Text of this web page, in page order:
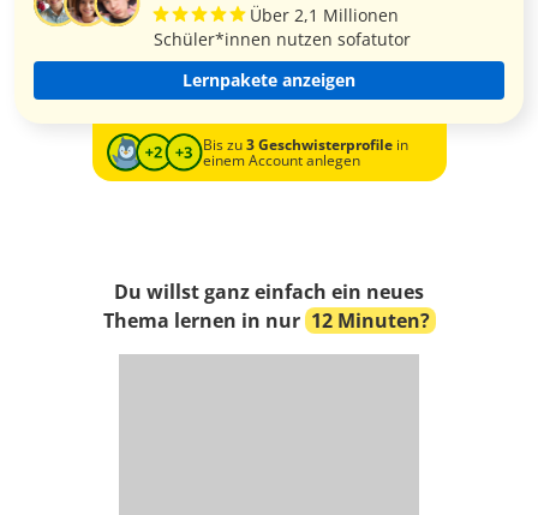
Über 2,1 Millionen
Schüler*innen nutzen sofatutor
Lernpakete anzeigen
Bis zu3 Geschwisterprofilein
einem Account anlegen
Du willst ganz einfach ein neues
Thema lernen in nur 12 Minuten?